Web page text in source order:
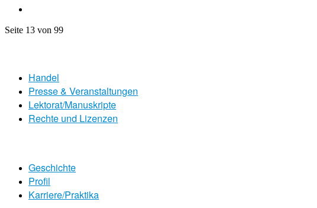
Seite 13 von 99
Handel
Presse & Veranstaltungen
Lektorat/Manuskripte
Rechte und Lizenzen
Geschichte
Profil
Karriere/Praktika